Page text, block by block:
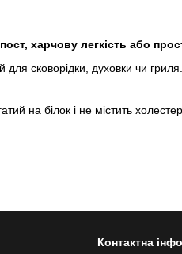
харчову легкість або
сковорідки, духовки чи
на білок і не містить
мʼясоїдів чимось новим!
Контактна